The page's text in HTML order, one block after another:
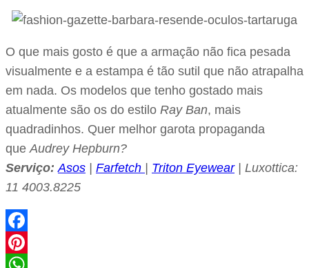
O que mais gosto é que a armação não fica pesada
visualmente e a estampa é tão sutil que não atrapalha
em nada. Os modelos que tenho gostado mais
atualmente são os do estilo Ray Ban, mais
quadradinhos. Quer melhor garota propaganda
que Audrey Hepburn?
Serviço: Asos | Farfetch | Triton Eyewear| Luxottica:
11 4003.8225
Facebook
Pinterest